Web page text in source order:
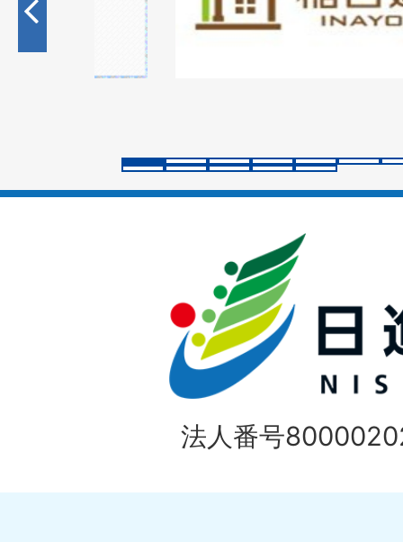
ラ
イ
ド
法人番号